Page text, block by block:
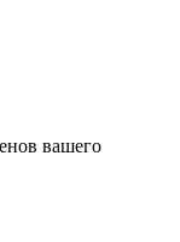
вашего